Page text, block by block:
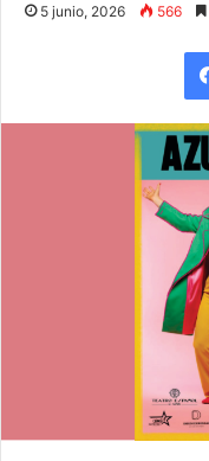
5 junio, 2026 566